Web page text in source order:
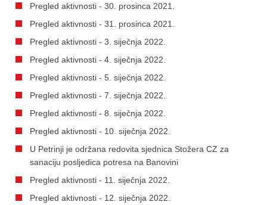
Pregled aktivnosti - 30. prosinca 2021.
Pregled aktivnosti - 31. prosinca 2021.
Pregled aktivnosti - 3. siječnja 2022.
Pregled aktivnosti - 4. siječnja 2022.
Pregled aktivnosti - 5. siječnja 2022.
Pregled aktivnosti - 7. siječnja 2022.
Pregled aktivnosti - 8. siječnja 2022.
Pregled aktivnosti - 10. siječnja 2022.
U Petrinji je održana redovita sjednica Stožera CZ za
sanaciju posljedica potresa na Banovini
Pregled aktivnosti - 11. siječnja 2022.
Pregled aktivnosti - 12. siječnja 2022.